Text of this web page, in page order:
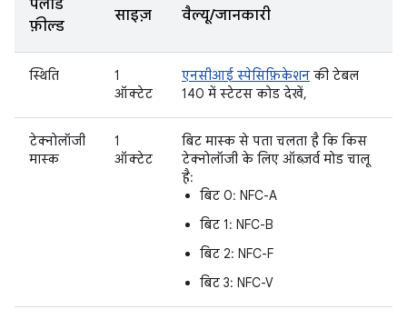
पेलोड
फ़ील्ड
साइज़ वैल्यू/जानकारी
स्थिति
1
ऑक्टेट
एनसीआई स्पेसिफ़िकेशन की टेबल
140 में स्टेटस कोड देखें,
टेक्नोलॉजी
मास्क
1
ऑक्टेट
बिट मास्क से पता चलता है कि किस
टेक्नोलॉजी के लिए ऑब्ज़र्व मोड चालू
है:
बिट 0: NFC-A
बिट 1: NFC-B
बिट 2: NFC-F
बिट 3: NFC-V